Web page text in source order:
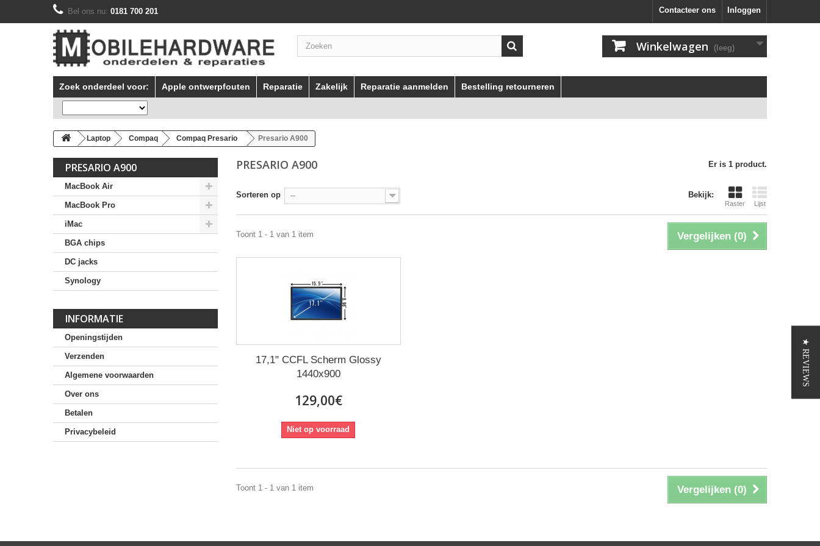
Inloggen
Contacteer ons
Bel ons nu: 0181 700 201
Winkelwagen (leeg)
Zoek onderdeel voor: Apple ontwerpfouten Reparatie Zakelijk Reparatie aanmelden Bestelling retourneren
Laptop Compaq Compaq Presario Presario A900
PRESARIO A900
MacBook Air
MacBook Pro
iMac
BGA chips
DC jacks
Synology
INFORMATIE
Openingstijden
Verzenden
Algemene voorwaarden
Over ons
Betalen
Privacybeleid
PRESARIO A900 Er is 1 product.
Bekijk:
Raster Lijst
Sorteren op --
Vergelijken (0)
Toont 1 - 1 van 1 item
17,1" CCFL Scherm Glossy
1440x900
129,00€
Niet op voorraad
Vergelijken (0)
Toont 1 - 1 van 1 item
★ REVIEWS